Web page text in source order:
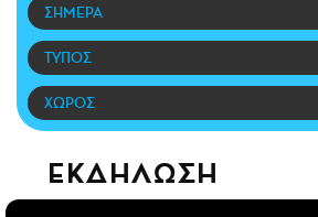
NEWSLETTER
ΜΙΚΡΟΠΡΑΓΜΑΤΑ
THE GOOD LIFO
LIFOLAND
CITY GUIDE
ΑΜΠΑ
PRINT
ΣΗΜΕΡΑ
ΤΥΠΟΣ
ΧΩΡΟΣ
ΕΚΔΗΛΩΣΗ